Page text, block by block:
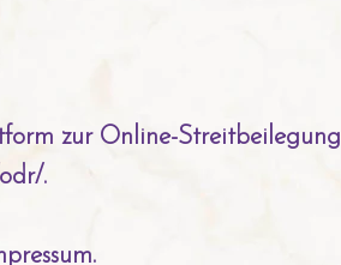
zur Online-Streitbeilegung
.